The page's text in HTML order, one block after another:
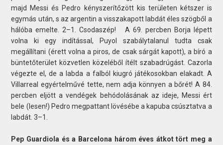
majd Messi és Pedro kényszerítőzött kis területen kétszer is
egymás után, s az argentin a visszakapott labdát éles szögből a
hálóba emelte.
2–1. Csodaszép! A 69. percben Borja lépett
volna ki egy indítással, Puyol szabálytalanul tudta csak
megállítani (érett volna a piros, de csak sárgát kapott), a bíró a
büntetőterület közvetlen közeléből ítélt szabadrúgást. Cazorla
végezte el, de a labda a falból kiugró játékosokban elakadt. A
Villarreal egyértelművé tette, nem adja könnyen a bőrét! A 84.
percben eljött a vendégek behódolásának az ideje, Messi ért
bele (lesen!) Pedro megpattant lövésébe a kapuba csúsztatva a
labdát. 3–1.
Pep Guardiola és a Barcelona három éves átkot tört meg a